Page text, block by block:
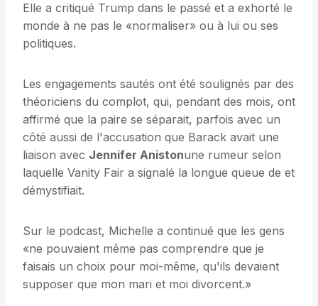
Elle a critiqué Trump dans le passé et a exhorté le
monde à ne pas le «normaliser» ou à lui ou ses
politiques.
Les engagements sautés ont été soulignés par des
théoriciens du complot, qui, pendant des mois, ont
affirmé que la paire se séparait, parfois avec un
côté aussi de l'accusation que Barack avait une
liaison avec Jennifer Anistonune rumeur selon
laquelle Vanity Fair a signalé la longue queue de et
démystifiait.
Sur le podcast, Michelle a continué que les gens
«ne pouvaient même pas comprendre que je
faisais un choix pour moi-même, qu'ils devaient
supposer que mon mari et moi divorcent.»